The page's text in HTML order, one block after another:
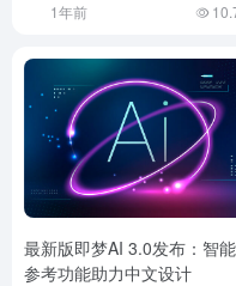
1年前
最新版即梦AI 3.0发布：智能
参考功能助力中文设计